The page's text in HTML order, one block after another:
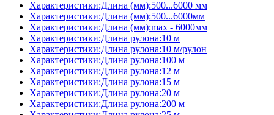
Характеристики:Длина (мм):500...6000 мм
Характеристики:Длина (мм):500...6000мм
Характеристики:Длина (мм):max - 6000мм
Характеристики:Длина рулона:10 м
Характеристики:Длина рулона:10 м/рулон
Характеристики:Длина рулона:100 м
Характеристики:Длина рулона:12 м
Характеристики:Длина рулона:15 м
Характеристики:Длина рулона:20 м
Характеристики:Длина рулона:200 м